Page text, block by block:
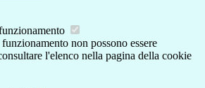
non possono essere
l'elenco nella pagina della cookie